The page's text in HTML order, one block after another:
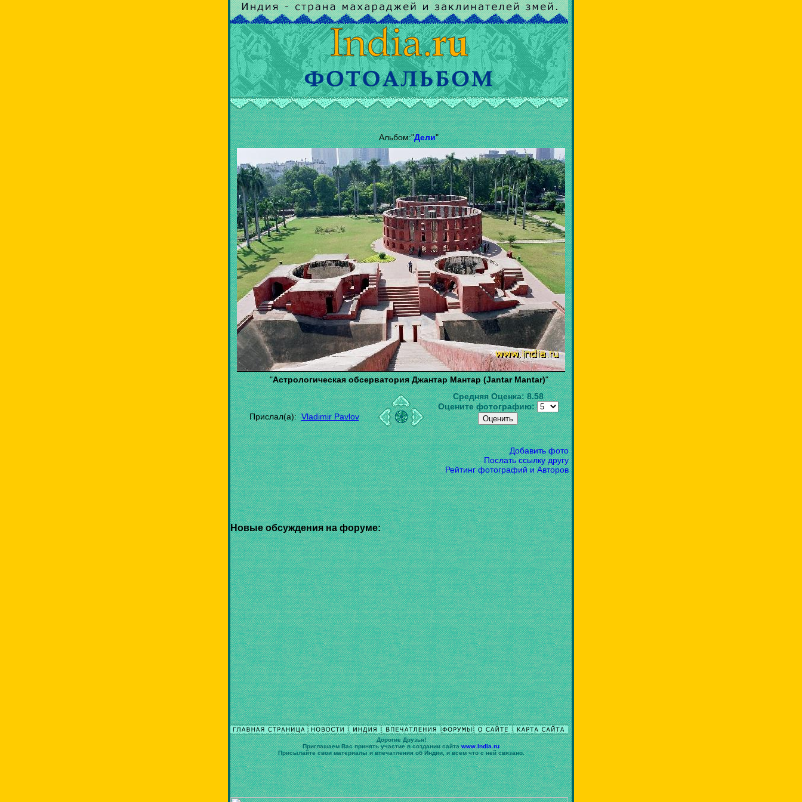
Альбом:"Дели"
"Астрологическая обсерватория Джантар Мантар (Jantar Mantar)"
Прислал(а):Vladimir Pavlov
Средняя Оценка:8.58
Оцените фотографию:
Новые обсуждения на форуме:
Добавить фото
Послать ссылку другу
Рейтинг фотографий и Авторов
Дорогие Друзья!
Приглашаем Вас принять участие в cоздании сайтаwww.India.ru
Присылайте свои материалы и впечатления об Индии, и всем что с ней связано.